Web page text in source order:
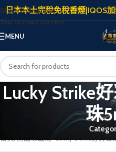
Skip to navigation
Skip to main content
日本本土完稅免稅香煙|IQOS
MENU
Lucky Strike
珠
首頁 商品標籤為 “Lucky Strike好彩香